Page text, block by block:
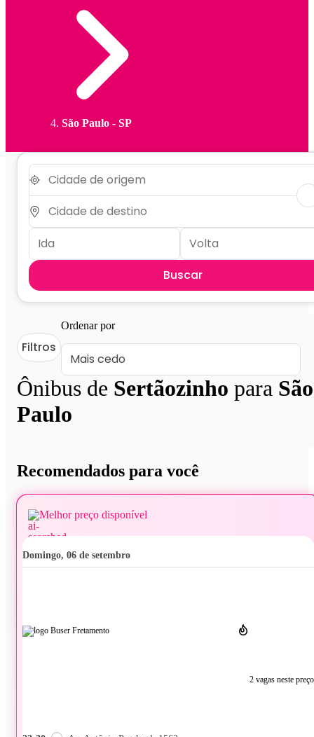
São Paulo - SP
Buscar
Ônibus de Sertãozinho para São
Paulo
Filtros
Ordenar por
Recomendados para você
Melhor preço disponível
domingo, 06 de setembro
2 vagas neste preço